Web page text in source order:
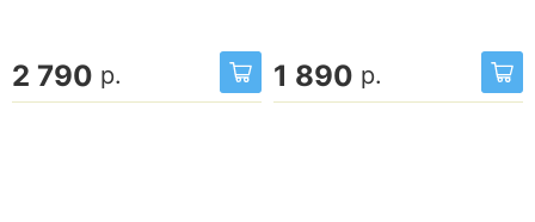
2 790 р. 1 890 р.